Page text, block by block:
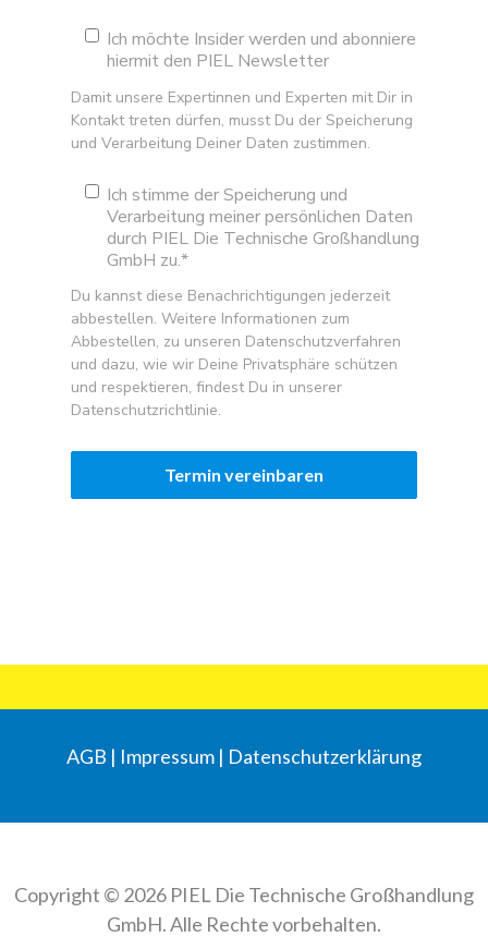
Ich möchte Insider werden und abonniere
hiermit den PIEL Newsletter
Damit unsere Expertinnen und Experten mit Dir in
Kontakt treten dürfen, musst Du der Speicherung
und Verarbeitung Deiner Daten zustimmen.
Ich stimme der Speicherung und
Verarbeitung meiner persönlichen Daten
durch PIEL Die Technische Großhandlung
GmbH zu.*
Du kannst diese Benachrichtigungen jederzeit
abbestellen. Weitere Informationen zum
Abbestellen, zu unseren Datenschutzverfahren
und dazu, wie wir Deine Privatsphäre schützen
und respektieren, findest Du in unserer
Datenschutzrichtlinie.
AGB | Impressum | Datenschutzerklärung
Copyright © 2026 PIEL Die Technische Großhandlung
GmbH. Alle Rechte vorbehalten.